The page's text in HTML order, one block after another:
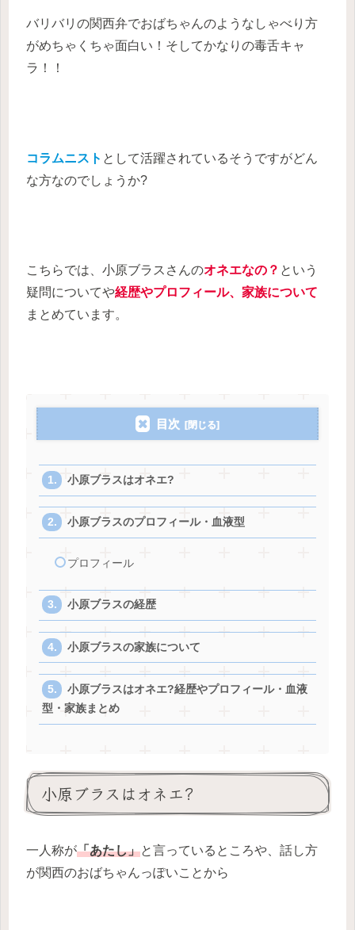
バリバリの関西弁でおばちゃんのようなしゃべり方
がめちゃくちゃ面白い！そしてかなりの毒舌キャ
ラ！！
コラムニスト として活躍されているそうですがどん
な方なのでしょうか?
こちらでは、小原ブラスさんのオネエなの？ という
疑問についてや経歴やプロフィール、家族について
まとめています。
目次
小原ブラスはオネエ?
小原ブラスのプロフィール・血液型
プロフィール
小原ブラスの経歴
小原ブラスの家族について
小原ブラスはオネエ?経歴やプロフィール・血液
型・家族まとめ
小原ブラスはオネエ?
一人称が「あたし」と言っているところや、話し方
が関西のおばちゃんっぽいことから